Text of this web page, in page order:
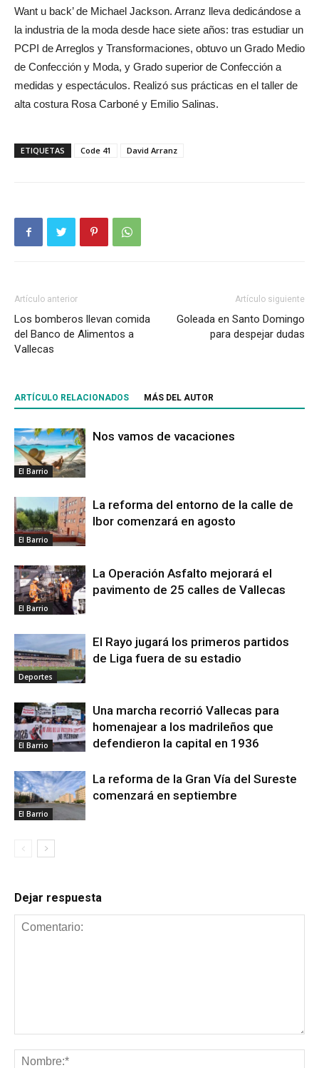
Want u back’ de Michael Jackson. Arranz lleva dedicándose a
la industria de la moda desde hace siete años: tras estudiar un
PCPI de Arreglos y Transformaciones, obtuvo un Grado Medio
de Confección y Moda, y Grado superior de Confección a
medidas y espectáculos. Realizó sus prácticas en el taller de
alta costura Rosa Carboné y Emilio Salinas.
ETIQUETAS Code 41 David Arranz
Artículo anterior
Los bomberos llevan comida
del Banco de Alimentos a
Vallecas
Artículo siguiente
Goleada en Santo Domingo
para despejar dudas
ARTÍCULO RELACIONADOS MÁS DEL AUTOR
El Barrio
Nos vamos de vacaciones
El Barrio
La reforma del entorno de la calle de
Ibor comenzará en agosto
El Barrio
La Operación Asfalto mejorará el
pavimento de 25 calles de Vallecas
Deportes
El Rayo jugará los primeros partidos
de Liga fuera de su estadio
El Barrio
Una marcha recorrió Vallecas para
homenajear a los madrileños que
defendieron la capital en 1936
El Barrio
La reforma de la Gran Vía del Sureste
comenzará en septiembre
Dejar respuesta